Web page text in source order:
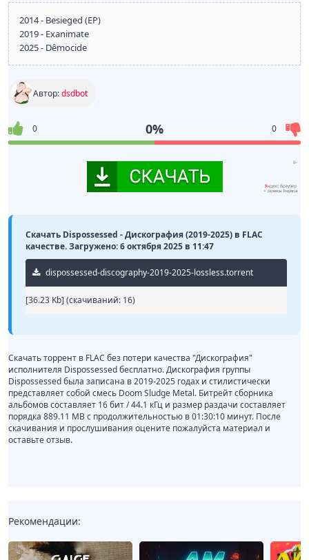
2014 - Besieged (EP)
2019 - Exanimate
2025 - Dêmocide
Автор:dsdbot
0 0% 0
Скачать Dispossessed - Дискография (2019-2025) в FLAC
качестве. Загружено: 6 октября 2025 в 11:47
dispossessed-discography-2019-2025-lossless.torrent
[36.23 Kb] (cкачиваний: 16)
Скачать торрент в FLAC без потери качества "Дискография"
исполнителя Dispossessed бесплатно. Дискография группы
Dispossessed была записана в 2019-2025 годах и стилистически
представляет собой смесь Doom Sludge Metal. Битрейт сборника
альбомов составляет 16 бит / 44.1 кГц и размер раздачи составляет
порядка 889.11 MB с продолжительностью в 01:30:10 минут. После
скачивания и прослушивания оцените пожалуйста материал и
оставьте отзыв.
Рекомендации: